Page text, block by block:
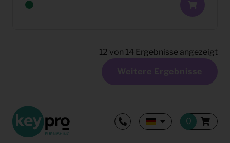
12 von 14 Ergebnisse angezeigt
Weitere Ergebnisse